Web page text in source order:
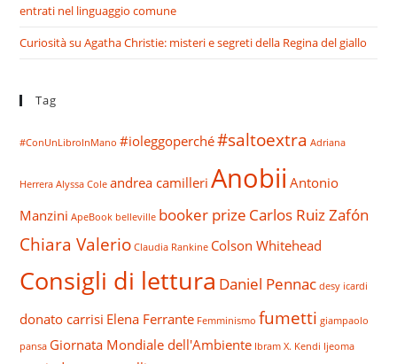
entrati nel linguaggio comune
Curiosità su Agatha Christie: misteri e segreti della Regina del giallo
Tag
#ConUnLibroInMano #ioleggoperché#saltoextra Adriana
Herrera Alyssa Cole andrea camilleri Anobii Antonio
Manzini ApeBook belleville booker prize Carlos Ruiz Zafón
Chiara Valerio Claudia Rankine Colson Whitehead
Consigli di lettura Daniel Pennac desy icardi
donato carrisi Elena Ferrante Femminismo fumetti giampaolo
pansa Giornata Mondiale dell'Ambiente Ibram X. Kendi Ijeoma